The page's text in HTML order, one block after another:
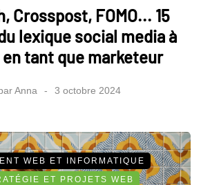
Crosspost, FOMO... 15
lexique social media à
tant que marketeur
Anna 3 octobre 2024
WEB ET INFORMATIQUE
ET PROJETS WEB